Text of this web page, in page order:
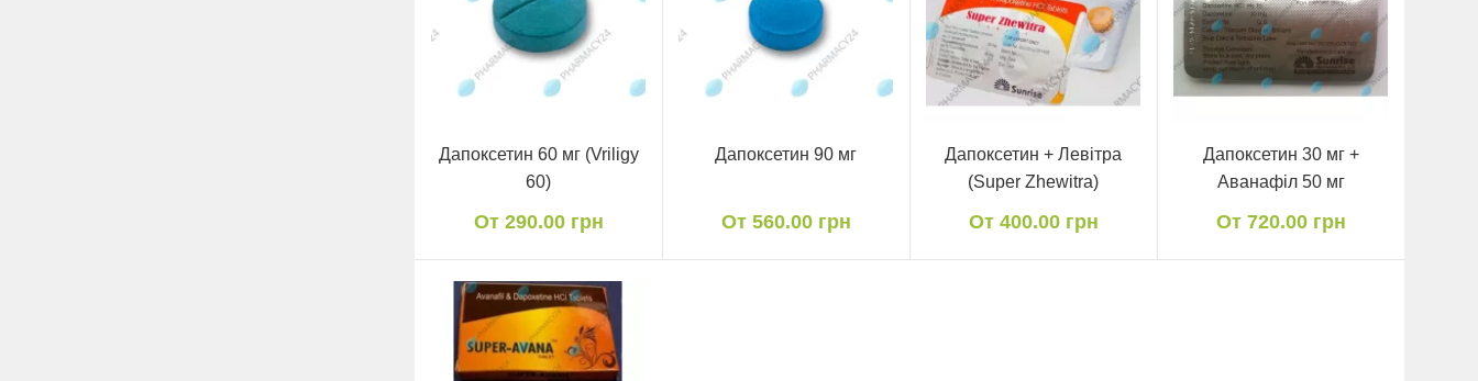
Дапоксетин 60 мг (Vriligy
60)
От 290.00 грн
Дапоксетин 90 мг
От 560.00 грн
Дапоксетин + Левітра
(Super Zhewitra)
От 400.00 грн
Дапоксетин 30 мг +
Аванафіл 50 мг
От 720.00 грн